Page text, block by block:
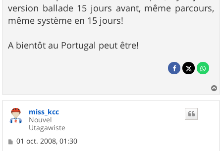
version ballade 15 jours avant, même parcours,
même système en 15 jours!
A bientôt au Portugal peut être!
a
miss_kcc
Nouvel
Utagawiste
M
01 oct. 2008, 01:30